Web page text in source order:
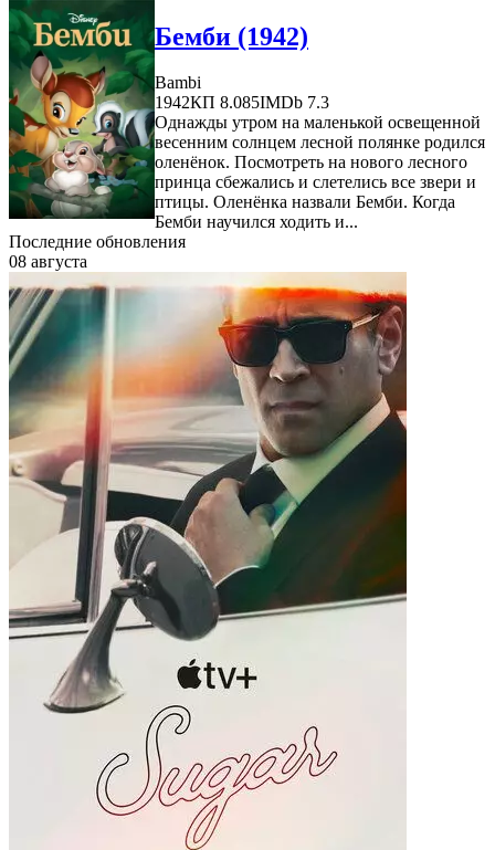
Бемби (1942)
Bambi
1942КП 8.085IMDb 7.3
Однажды утром на маленькой освещенной
весенним солнцем лесной полянке родился
оленёнок. Посмотреть на нового лесного
принца сбежались и слетелись все звери и
птицы. Оленёнка назвали Бемби. Когда
Бемби научился ходить и...
Последние обновления
08 августа